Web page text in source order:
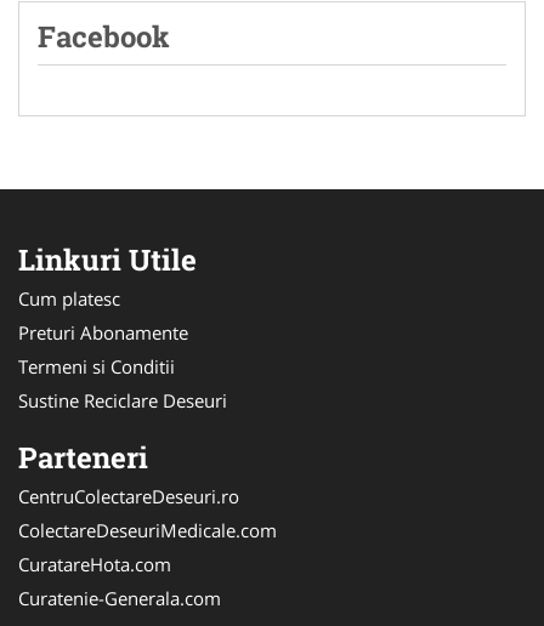
Facebook
Linkuri Utile
Cum platesc
Preturi Abonamente
Termeni si Conditii
Sustine Reciclare Deseuri
Parteneri
CentruColectareDeseuri.ro
ColectareDeseuriMedicale.com
CuratareHota.com
Curatenie-Generala.com